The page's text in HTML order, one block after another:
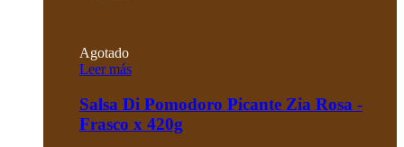
Agotado
Leer más
Salsa Di Pomodoro Picante Zia Rosa -
Frasco x 420g